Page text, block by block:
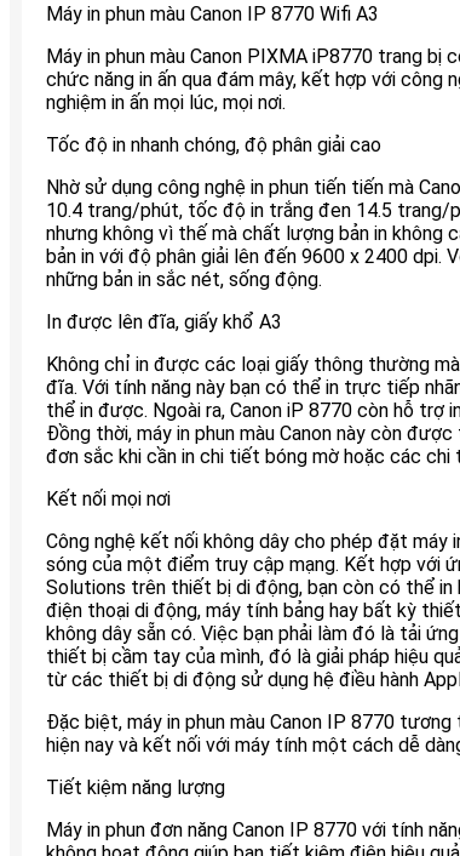
Máy in phun màu Canon IP 8770 Wifi A3
Máy in phun màu Canon PIXMA iP8770 trang bị
chức năng in ấn qua đám mây, kết hợp với công
nghiệm in ấn mọi lúc, mọi nơi.
Tốc độ in nhanh chóng, độ phân giải cao
Nhờ sử dụng công nghệ in phun tiến tiến mà
10.4 trang/phút, tốc độ in trắng đen 14.5 trang/
nhưng không vì thế mà chất lượng bản in không
bản in với độ phân giải lên đến 9600 x 2400 dpi.
những bản in sắc nét, sống động.
In được lên đĩa, giấy khổ A3
Không chỉ in được các loại giấy thông thường
đĩa. Với tính năng này bạn có thể in trực tiếp
thể in được. Ngoài ra, Canon iP 8770 còn hỗ trợ
Đồng thời, máy in phun màu Canon này còn
đơn sắc khi cần in chi tiết bóng mờ hoặc các chi
Kết nối mọi nơi
Công nghệ kết nối không dây cho phép đặt
sóng của một điểm truy cập mạng. Kết hợp với
Solutions trên thiết bị di động, bạn còn có thể
điện thoại di động, máy tính bảng hay bất kỳ
không dây sẵn có. Việc bạn phải làm đó là tải
thiết bị cầm tay của mình, đó là giải pháp hiệu
từ các thiết bị di động sử dụng hệ điều hành
Đặc biệt, máy in phun màu Canon IP 8770
hiện nay và kết nối với máy tính một cách dễ
Tiết kiệm năng lượng
Máy in phun đơn năng Canon IP 8770 với tính